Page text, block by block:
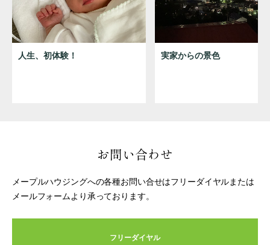
人生、初体験！ 実家からの景色
お問い合わせ
メープルハウジングへの各種お問い合せはフリーダイヤルまたは
メールフォームより承っております。
フリーダイヤル